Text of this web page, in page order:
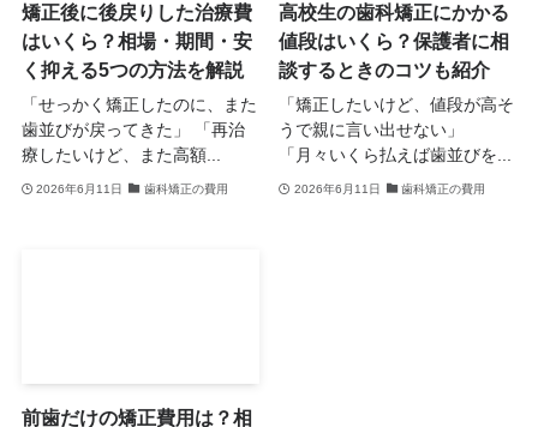
矯正後に後戻りした治療費
はいくら？相場・期間・安
く抑える5つの方法を解説
「せっかく矯正したのに、また
歯並びが戻ってきた」 「再治
療したいけど、また高額...
2026年6月11日 歯科矯正の費用
高校生の歯科矯正にかかる
値段はいくら？保護者に相
談するときのコツも紹介
「矯正したいけど、値段が高そ
うで親に言い出せない」
「月々いくら払えば歯並びを...
2026年6月11日 歯科矯正の費用
前歯だけの矯正費用は？相